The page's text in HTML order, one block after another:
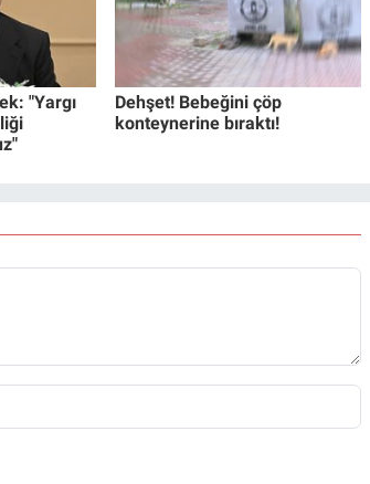
"Yargı
Dehşet! Bebeğini çöp
konteynerine bıraktı!